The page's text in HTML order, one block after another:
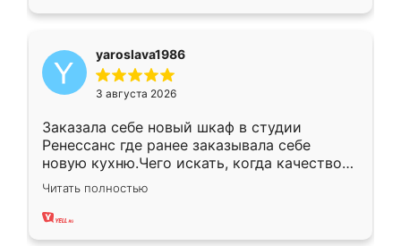
yaroslava1986
3 августа 2026
Заказала себе новый шкаф в студии
Ренессанс где ранее заказывала себе
новую кухню.Чего искать, когда качеством
вполне довольна. Служит кухня уже почти
два года, нареканий нет.
Читать полностью